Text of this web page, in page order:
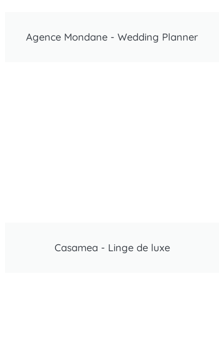
Agence Mondane - Wedding Planner
Casamea - Linge de luxe